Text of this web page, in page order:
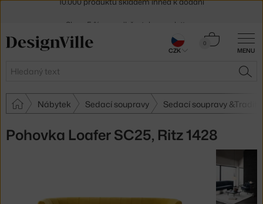
MENU
Hledat
0
Košík
Nábytek Sedací soupravy Sedací soupravy
Pohovka Loafer SC25, Ritz 1428
30 dní na vrácení zboží
CZK